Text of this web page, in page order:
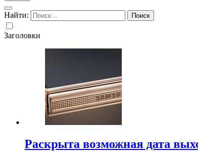
Найти:
Заголовки
Раскрыта возможная дата